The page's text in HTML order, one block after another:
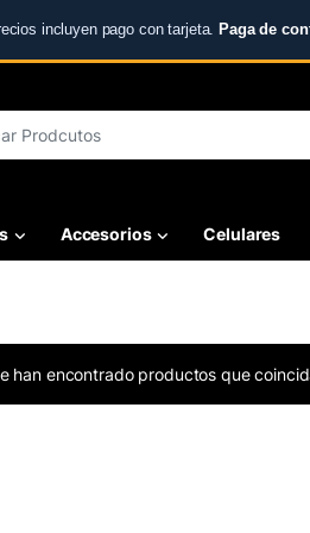
incluyen pago con tarjeta. Paga de
Accesorios Celulares
han encontrado productos que